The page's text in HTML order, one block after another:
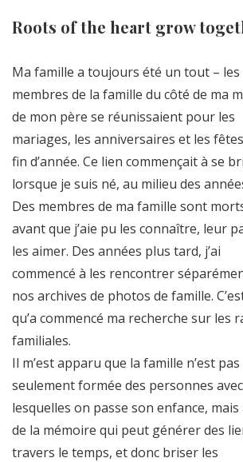
Roots of the heart grow
Ma famille a toujours été un tout – les
membres de la famille du côté de ma
de mon père se réunissaient pour les
mariages, les anniversaires et les
fin d’année. Ce lien commençait à se
lorsque je suis né, au milieu des
Des membres de ma famille sont
avant que j’aie pu les connaître, leur
les aimer. Des années plus tard, j’ai
commencé à les rencontrer
nos archives de photos de famille.
qu’a commencé ma recherche sur les
familiales.
Il m’est apparu que la famille n’est pas
seulement formée des personnes avec
lesquelles on passe son enfance, mais
de la mémoire qui peut générer des
travers le temps, et donc briser les